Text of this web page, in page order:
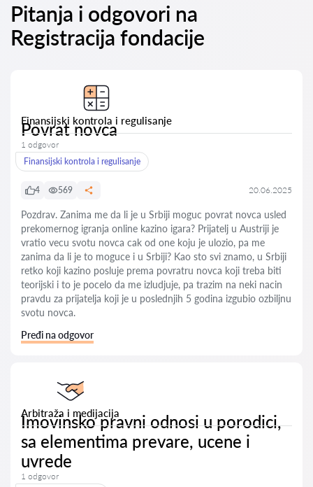
Pitanja i odgovori na
Registracija fondacije
Finansijski kontrola i regulisanje
Povrat novca
1 odgovor
Finansijski kontrola i regulisanje
4 569 20.06.2025
Pozdrav. Zanima me da li je u Srbiji moguc povrat novca usled
prekomernog igranja online kazino igara? Prijatelj u Austriji je
vratio vecu svotu novca cak od one koju je ulozio, pa me
zanima da li je to moguce i u Srbiji? Kao sto svi znamo, u Srbiji
retko koji kazino posluje prema povratru novca koji treba biti
teorijski i to je pocelo da me izludjuje, pa trazim na neki nacin
pravdu za prijatelja koji je u poslednjih 5 godina izgubio ozbiljnu
svotu novca.
Pređi na odgovor
Arbitraža i medijacija
Imovinsko pravni odnosi u porodici,
sa elementima prevare, ucene i
uvrede
1 odgovor